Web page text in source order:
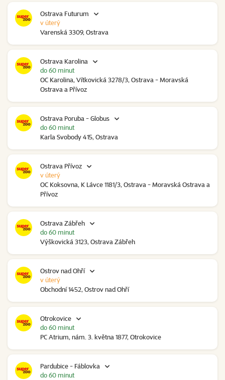
Ostrava Futurum
Varenská 3309, Ostrava
v úterý
Ostrava Karolina
OC Karolina, Vítkovická 3278/3, Ostrava - Moravská
Ostrava a Přívoz
do 60 minut
Ostrava Poruba - Globus
Karla Svobody 415, Ostrava
do 60 minut
Ostrava Přívoz
OC Koksovna, K Lávce 1181/3, Ostrava - Moravská Ostrava a
Přívoz
v úterý
Ostrava Zábřeh
Výškovická 3123, Ostrava Zábřeh
do 60 minut
Ostrov nad Ohří
Obchodní 1452, Ostrov nad Ohří
v úterý
Otrokovice
PC Atrium, nám. 3. května 1877, Otrokovice
do 60 minut
Pardubice - Fáblovka
do 60 minut